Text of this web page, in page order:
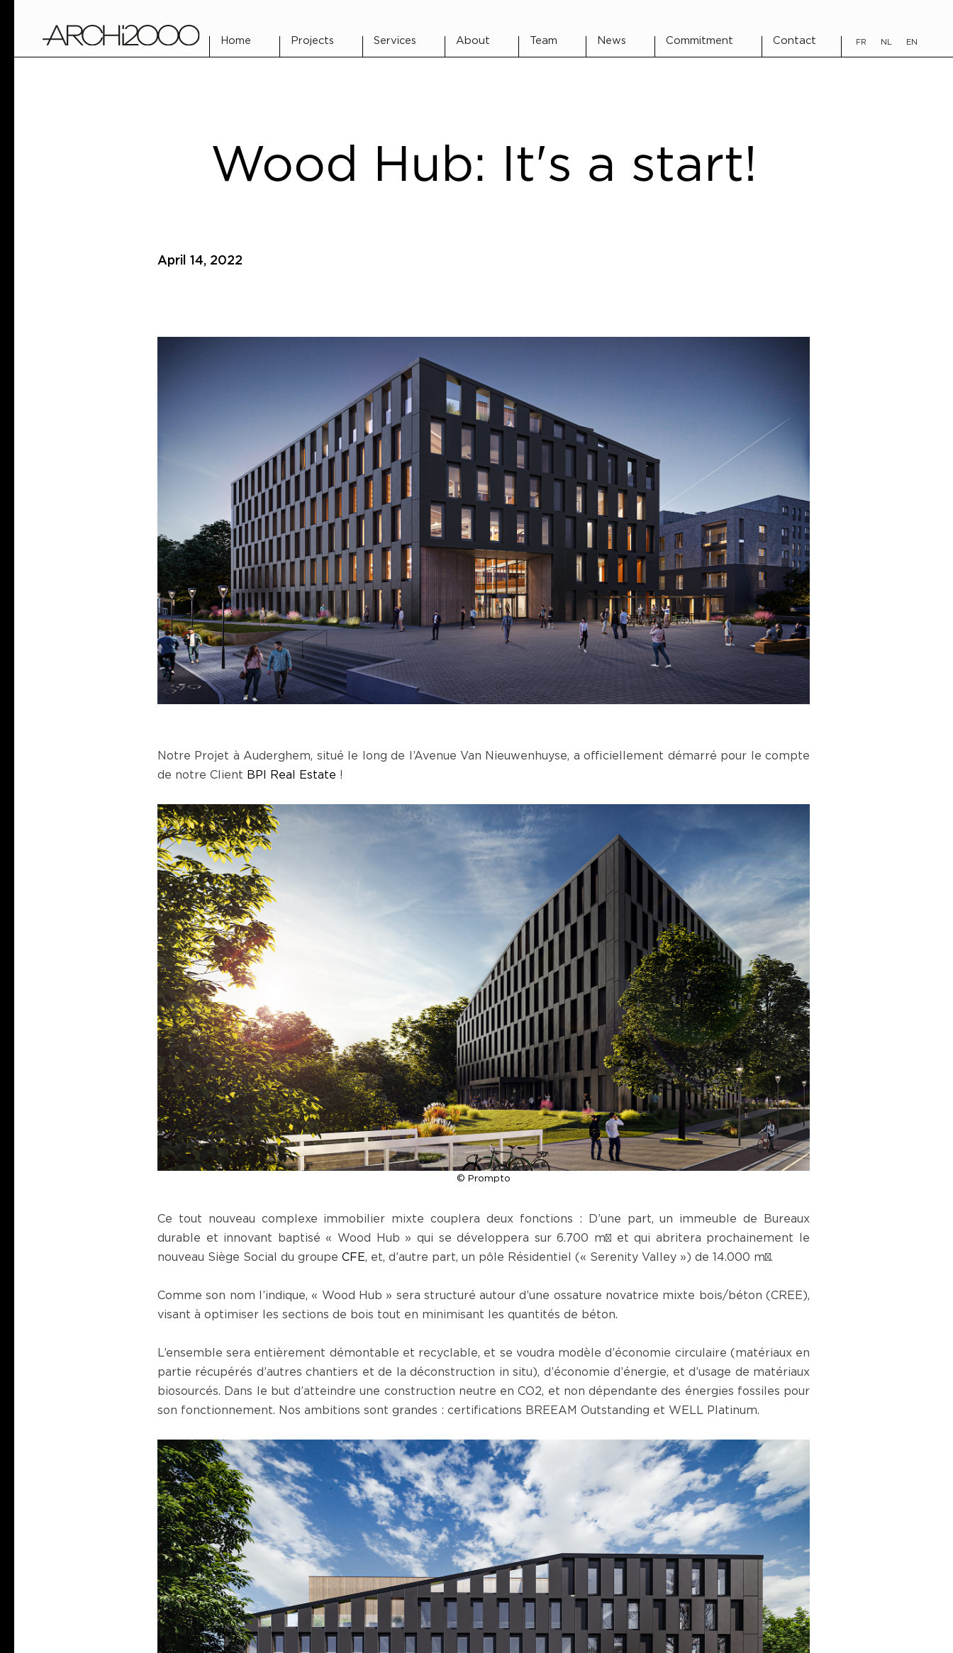
Home Projects Services About Team News Commitment Contact FR NL EN
Wood Hub: It's a start!
April 14, 2022
Notre Projet à Auderghem, situé le long de l’Avenue Van Nieuwenhuyse, a officiellement démarré pour le compte
de notre Client BPI Real Estate !
© Prompto
Ce tout nouveau complexe immobilier mixte couplera deux fonctions : D’une part, un immeuble de Bureaux
durable et innovant baptisé « Wood Hub » qui se développera sur 6.700 m² et qui abritera prochainement le
nouveau Siège Social du groupe CFE, et, d’autre part, un pôle Résidentiel (« Serenity Valley ») de 14.000 m².
Comme son nom l’indique, « Wood Hub » sera structuré autour d’une ossature novatrice mixte bois/béton (CREE),
visant à optimiser les sections de bois tout en minimisant les quantités de béton.
L’ensemble sera entièrement démontable et recyclable, et se voudra modèle d’économie circulaire (matériaux en
partie récupérés d’autres chantiers et de la déconstruction in situ), d’économie d’énergie, et d’usage de matériaux
biosourcés. Dans le but d’atteindre une construction neutre en CO2, et non dépendante des énergies fossiles pour
son fonctionnement. Nos ambitions sont grandes : certifications BREEAM Outstanding et WELL Platinum.